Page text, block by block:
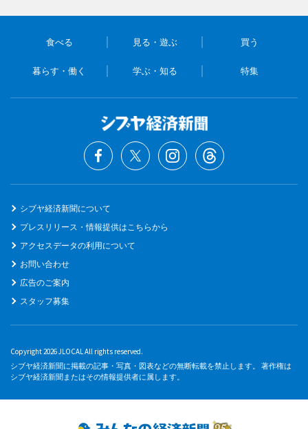
食べる 見る・遊ぶ 買う
暮らす・働く 学ぶ・知る 特集
シブヤ経済新聞について
プレスリリース・情報提供はこちらから
アクセスデータの利用について
お問い合わせ
広告のご案内
スタッフ募集
Copyright 2026 JLOCAL All rights reserved.
シブヤ経済新聞に掲載の記事・写真・図表などの無断転載を禁止します。 著作権は
シブヤ経済新聞またはその情報提供者に属します。